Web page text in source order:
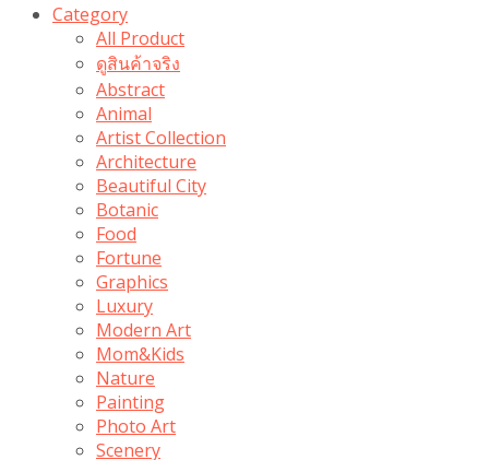
Category
All Product
ดูสินค้าจริง
Abstract
Animal
Artist Collection
Architecture
Beautiful City
Botanic
Food
Fortune
Graphics
Luxury
Modern Art
Mom&Kids
Nature
Painting
Photo Art
Scenery